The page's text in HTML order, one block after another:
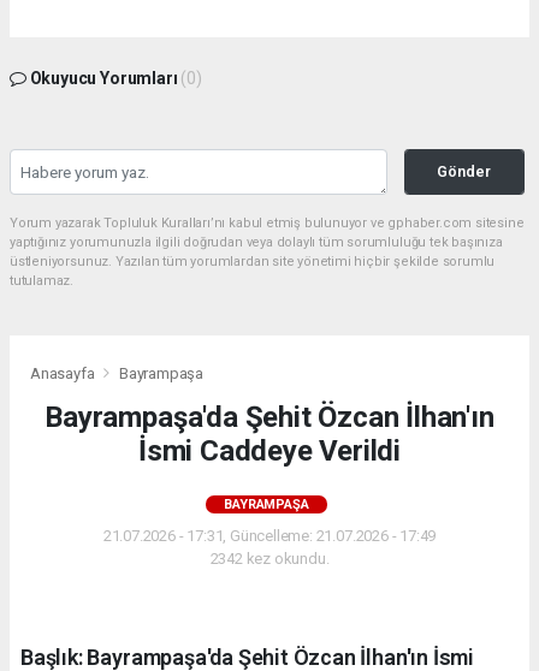
Okuyucu Yorumları (0)
Gönder
Yorum yazarak Topluluk Kuralları’nı kabul etmiş bulunuyor ve gphaber.com sitesine
yaptığınız yorumunuzla ilgili doğrudan veya dolaylı tüm sorumluluğu tek başınıza
üstleniyorsunuz. Yazılan tüm yorumlardan site yönetimi hiçbir şekilde sorumlu
tutulamaz.
Anasayfa Bayrampaşa
Bayrampaşa'da Şehit Özcan İlhan'ın
İsmi Caddeye Verildi
BAYRAMPAŞA
21.07.2026 - 17:31, Güncelleme: 21.07.2026 - 17:49
2342 kez okundu.
Başlık: Bayrampaşa'da Şehit Özcan İlhan'ın İsmi